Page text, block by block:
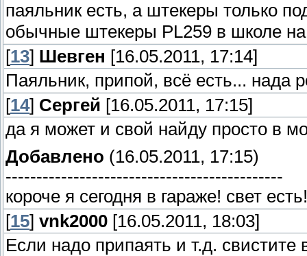
паяльник есть, а штекеры только
обычные штекеры PL259 в школе
[13] Шевген [16.05.2011, 17:14]
Паяльник, припой, всё есть... нада
[14] Сергей [16.05.2011, 17:15]
да я может и свой найду просто в
Добавлено (16.05.2011, 17:15)
---------------------------------------------
короче я сегодня в гараже! свет
[15] vnk2000 [16.05.2011, 18:03]
Если надо припаять и т.д. свистите